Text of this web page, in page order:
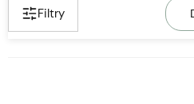
Filtry